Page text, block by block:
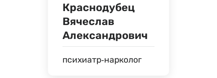
Краснодубец
Вячеслав
Александрович
психиатр-нарколог